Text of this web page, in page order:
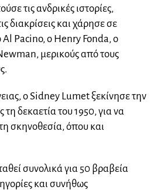
τις ανδρικές ιστορίες,
διακρίσεις και χάρησε σε
Pacino, ο Henry Fonda, ο
μερικούς από τους
ο Sidney Lumet ξεκίνησε την
δεκαετία του 1950, για να
σκηνοθεσία, όπου και
συνολικά για 50 βραβεία
και συνήθως